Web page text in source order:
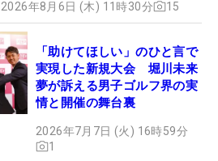
2026年8月6日 (木) 11時30分 15
「助けてほしい」のひと言で
実現した新規大会 堀川未来
夢が訴える男子ゴルフ界の実
情と開催の舞台裏
2026年7月7日 (火) 16時59分
1